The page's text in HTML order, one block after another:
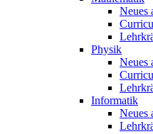
Neues
Physik
Neues
Informatik
Neues